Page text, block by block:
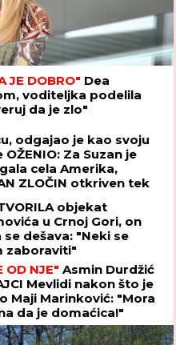
JE DOBRO" Dea
voditeljka podelila
da je zlo"
odgajao je kao svoju
Za Suzan je
cela Amerika,
ZLOČIN otkriven tek
objekat
u Crnoj Gori, on
dešava: "Neki se
zaboraviti"
OD NJE" Asmin Durdžić
Mevlidi nakon što je
Maji Marinković: "Mora
da je domaćica!"